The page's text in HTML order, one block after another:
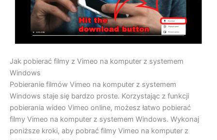
Jak pobierać filmy z Vimeo na komputer z systemem
Windows
Pobieranie filmów Vimeo na komputer z systemem
Windows staje się bardzo proste. Korzystając z funkcji
pobierania wideo Vimeo online, możesz łatwo pobierać
filmy Vimeo na komputer z systemem Windows. Wykonaj
poniższe kroki, aby pobrać filmy Vimeo na komputer z